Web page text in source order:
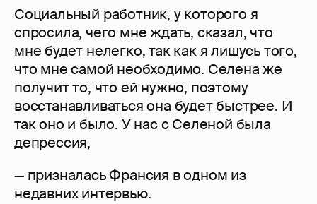
Социальный работник, у которого я
спросила, чего мне ждать, сказал, что
мне будет нелегко, так как я лишусь того,
что мне самой необходимо. Селена же
получит то, что ей нужно, поэтому
восстанавливаться она будет быстрее. И
так оно и было. У нас с Селеной была
депрессия,
— призналась Франсия в одном из
недавних интервью.